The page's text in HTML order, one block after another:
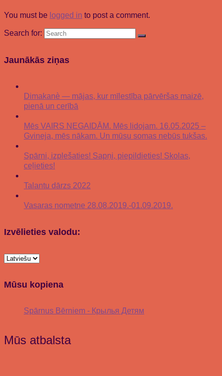
You must be logged in to post a comment.
Search for:
Jaunākās ziņas
Dimakanè — mājas, kur mīlestība pārvēršas maizē,
pienā un cerībā
Mēs VAIRS NEGAIDĀM. Mēs lidojam. 16.05.2025 –
Gvineja, mēs nākam. Un mūsu somas nebūs tukšas.
Spārni, izplešaties! Sapņi, piepildieties! Skolas,
ceļieties!
Talantu dārzs 2022
Vasaras nometne 28.08.2019.-01.09.2019.
Izvēlieties valodu:
Mūsu kopiena
Spārnus Bērniem - Крылья Детям
Mūs atbalsta